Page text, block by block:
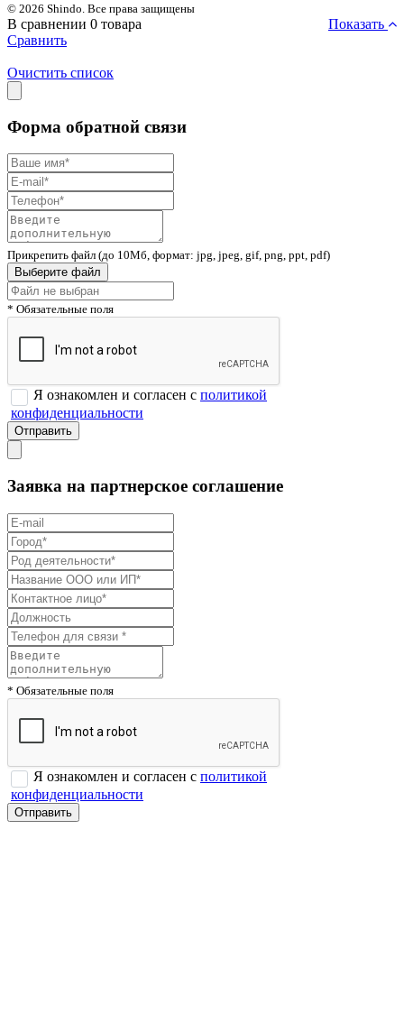
© 2026 Shindo. Все права защищены
В сравнении 0 товара
Показать
Сравнить
Очистить список
Форма обратной связи
Прикрепить файл (до 10Мб, формат: jpg, jpeg, gif, png, ppt, pdf)
Выберите файл
* Обязательные поля
Я ознакомлен и согласен с политикой
конфиденциальности
Заявка на партнерское соглашение
* Обязательные поля
Я ознакомлен и согласен с политикой
конфиденциальности